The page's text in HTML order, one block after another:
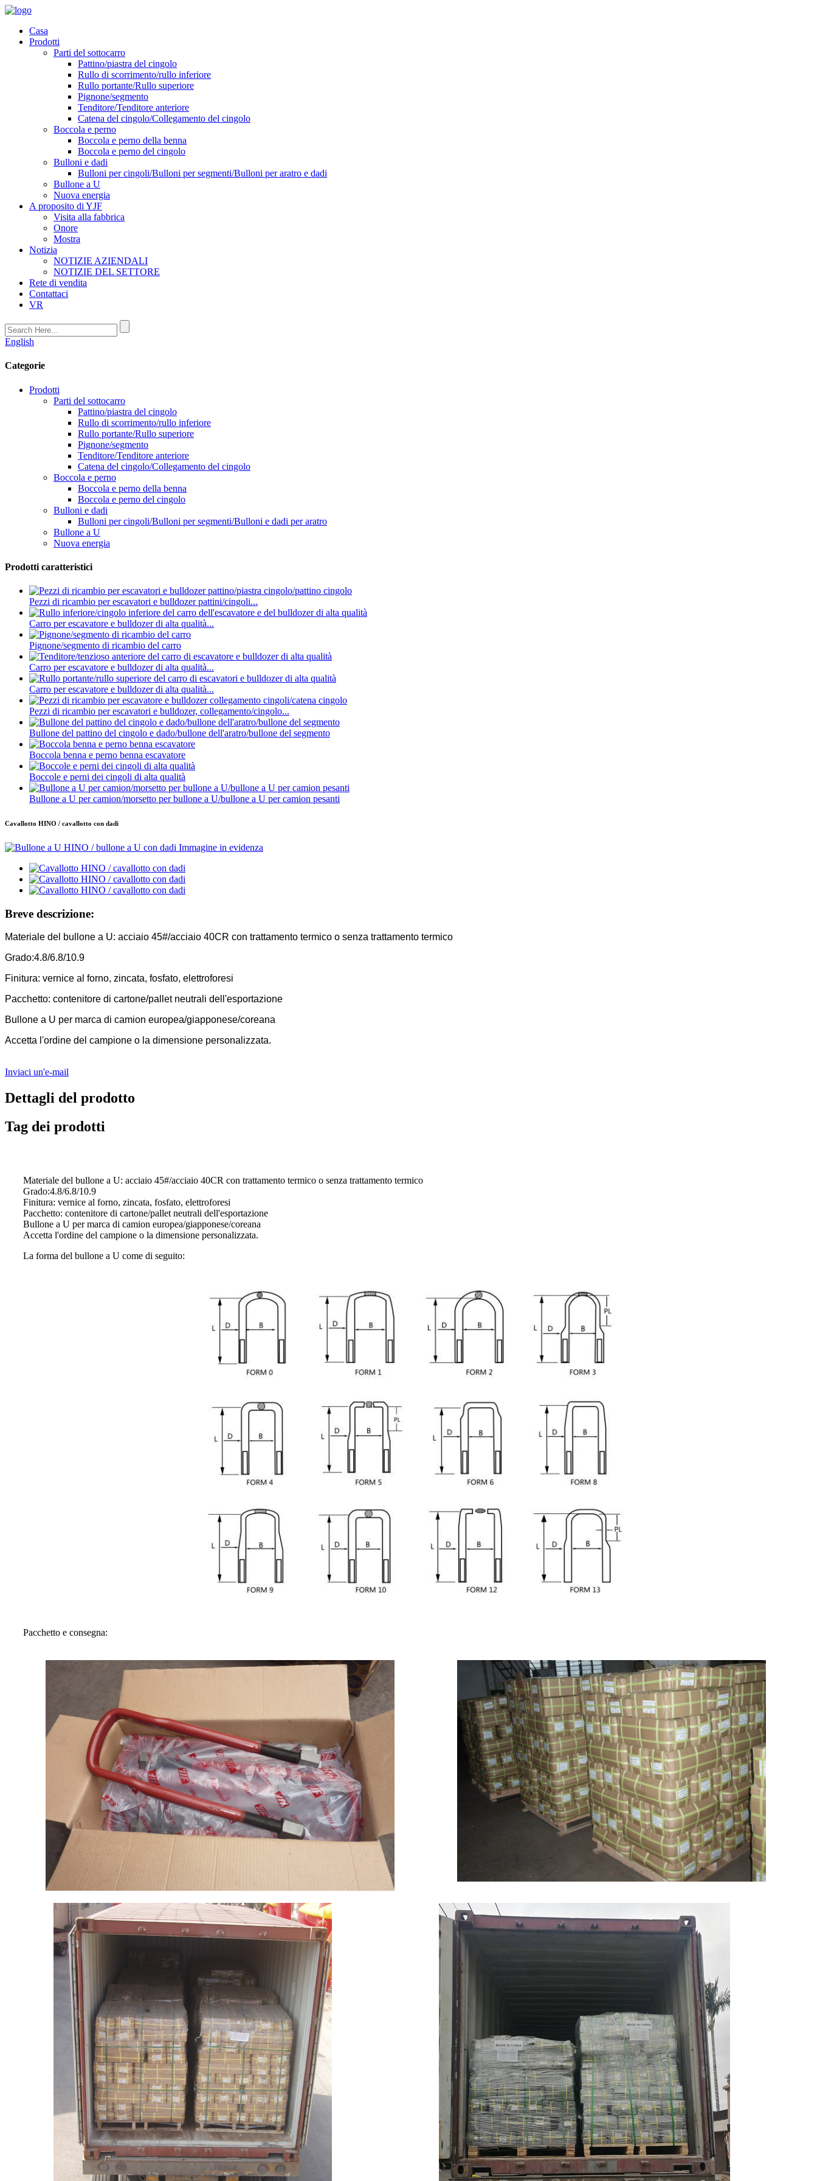
Casa
Prodotti
Parti del sottocarro
Pattino/piastra del cingolo
Rullo di scorrimento/rullo inferiore
Rullo portante/Rullo superiore
Pignone/segmento
Tenditore/Tenditore anteriore
Catena del cingolo/Collegamento del cingolo
Boccola e perno
Boccola e perno della benna
Boccola e perno del cingolo
Bulloni e dadi
Bulloni per cingoli/Bulloni per segmenti/Bulloni per aratro e dadi
Bullone a U
Nuova energia
A proposito di YJF
Visita alla fabbrica
Onore
Mostra
Notizia
NOTIZIE AZIENDALI
NOTIZIE DEL SETTORE
Rete di vendita
Contattaci
VR
English
Categorie
Prodotti
Parti del sottocarro
Pattino/piastra del cingolo
Rullo di scorrimento/rullo inferiore
Rullo portante/Rullo superiore
Pignone/segmento
Tenditore/Tenditore anteriore
Catena del cingolo/Collegamento del cingolo
Boccola e perno
Boccola e perno della benna
Boccola e perno del cingolo
Bulloni e dadi
Bulloni per cingoli/Bulloni per segmenti/Bulloni e dadi per aratro
Bullone a U
Nuova energia
Prodotti caratteristici
Pezzi di ricambio per escavatori e bulldozer pattini/cingoli...
Carro per escavatore e bulldozer di alta qualità...
Pignone/segmento di ricambio del carro
Carro per escavatore e bulldozer di alta qualità...
Carro per escavatore e bulldozer di alta qualità...
Pezzi di ricambio per escavatori e bulldozer, collegamento/cingolo...
Bullone del pattino del cingolo e dado/bullone dell'aratro/bullone del segmento
Boccola benna e perno benna escavatore
Boccole e perni dei cingoli di alta qualità
Bullone a U per camion/morsetto per bullone a U/bullone a U per camion pesanti
Cavallotto HINO / cavallotto con dadi
Breve descrizione:
Materiale del bullone a U: acciaio 45#/acciaio 40CR con trattamento termico o senza trattamento termico
Grado:4.8/6.8/10.9
Finitura: vernice al forno, zincata, fosfato, elettroforesi
Pacchetto: contenitore di cartone/pallet neutrali dell'esportazione
Bullone a U per marca di camion europea/giapponese/coreana
Accetta l'ordine del campione o la dimensione personalizzata.
Inviaci un'e-mail
Dettagli del prodotto
Tag dei prodotti
Materiale del bullone a U: acciaio 45#/acciaio 40CR con trattamento termico o senza trattamento termico
Grado:4.8/6.8/10.9
Finitura: vernice al forno, zincata, fosfato, elettroforesi
Pacchetto: contenitore di cartone/pallet neutrali dell'esportazione
Bullone a U per marca di camion europea/giapponese/coreana
Accetta l'ordine del campione o la dimensione personalizzata.
La forma del bullone a U come di seguito:
Pacchetto e consegna: